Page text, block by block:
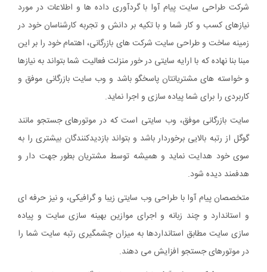
شرکت طراحی سایت پیام آوا با گردآوری داده ها و اطلاعات در مورد
نیازهای کسب و کار شما و با تکیه بر دانش و تجربه کارشناسان خود در
زمینه ساخت و طراحی سایت شرکت های بازرگانی، اهتمام خود را بر این
مبنا بنا نهاده که با ارایه سایتی در خور منزلت فعالیت شما بتواند به نیازها
و خواسته های مشتریانتان پاسخگو باشد و وب سایت بازرگانی موفق و
کاربردی را برای شما پیاده سازی و اجرا نماید.
سایت بازرگانی موفق، وب سایتی است که در موتورهای جستجو مانند
گوگل از رتبه بالایی برخوردار باشد و بتواند بازدیدکنندگان بیشتری را به
سوی خود هدایت نماید و همیشه توسط مشتریان بطور جهت دار و
هدفمند دیده شود.
متخصصان پیام آوا با طراحی وب سایتی زیبا و گرافیکی، و نیز حرفه ای
و استاندارد و چند زبانه و اجرای موازین بهینه سازی سایت و پیاده
سازی سایت مطابق استانداردها به میزان چشمگیری رتبه سایت شما را
در موتورهای جستجو افزایش می دهند.